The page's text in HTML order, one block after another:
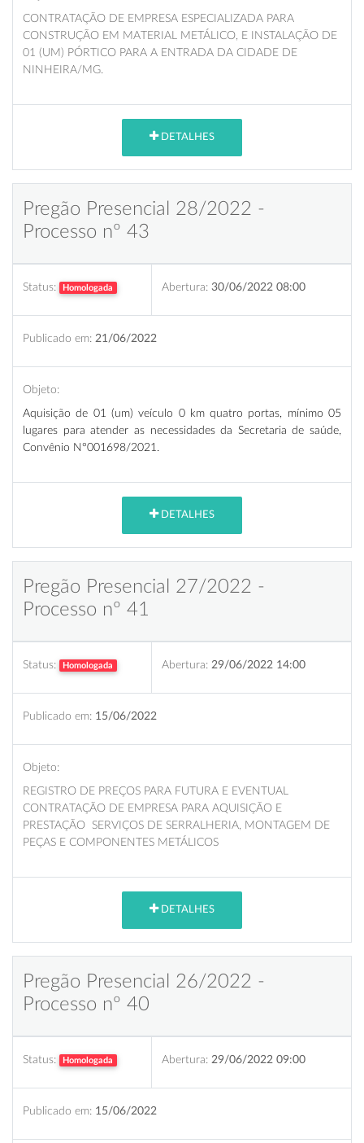
CONTRATAÇÃO DE EMPRESA ESPECIALIZADA PARA
CONSTRUÇÃO EM MATERIAL METÁLICO, E INSTALAÇÃO DE
01 (UM) PÓRTICO PARA A ENTRADA DA CIDADE DE
NINHEIRA/MG.
DETALHES
Pregão Presencial 28/2022 -
Processo nº 43
Status: Homologada Abertura: 30/06/2022 08:00
Publicado em: 21/06/2022
Objeto:
Aquisição de 01 (um) veículo 0 km quatro portas, mínimo 05
lugares para atender as necessidades da Secretaria de saúde,
Convênio N°001698/2021.
DETALHES
Pregão Presencial 27/2022 -
Processo nº 41
Status: Homologada Abertura: 29/06/2022 14:00
Publicado em: 15/06/2022
Objeto:
REGISTRO DE PREÇOS PARA FUTURA E EVENTUAL
CONTRATAÇÃO DE EMPRESA PARA AQUISIÇÃO E
PRESTAÇÃO SERVIÇOS DE SERRALHERIA, MONTAGEM DE
PEÇAS E COMPONENTES METÁLICOS
DETALHES
Pregão Presencial 26/2022 -
Processo nº 40
Status: Homologada Abertura: 29/06/2022 09:00
Publicado em: 15/06/2022